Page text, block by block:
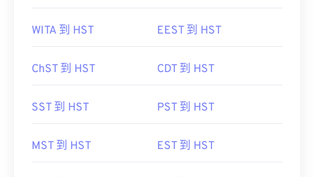
WITA 到 HST EEST 到 HST
ChST 到 HST CDT 到 HST
SST 到 HST PST 到 HST
MST 到 HST EST 到 HST